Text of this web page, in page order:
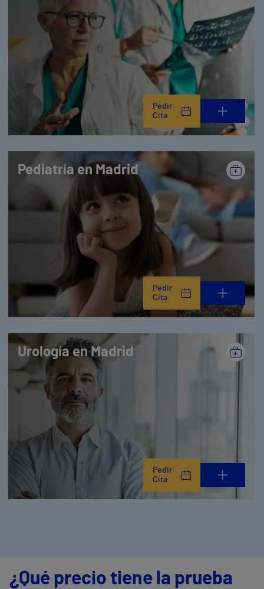
Pedir
Cita
Pediatría en Madrid
Pedir
Cita
Urología en Madrid
Pedir
Cita
¿Qué precio tiene la prueba